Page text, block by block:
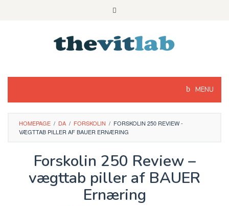
MENU
HOMEPAGE / DA / FORSKOLIN / FORSKOLIN 250 REVIEW -
VÆGTTAB PILLER AF BAUER ERNÆRING
Forskolin 250 Review –
vægttab piller af BAUER
Ernæring